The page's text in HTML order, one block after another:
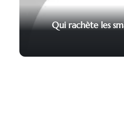
Qui rachète les